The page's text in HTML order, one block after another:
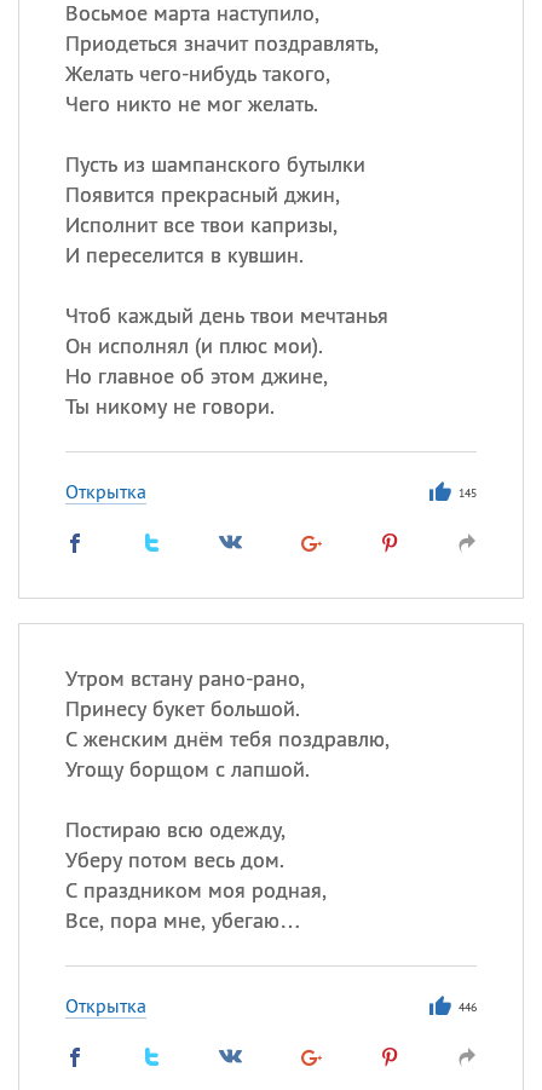
Восьмое марта наступило,
Приодеться значит поздравлять,
Желать чего-нибудь такого,
Чего никто не мог желать.
Пусть из шампанского бутылки
Появится прекрасный джин,
Исполнит все твои капризы,
И переселится в кувшин.
Чтоб каждый день твои мечтанья
Он исполнял (и плюс мои).
Но главное об этом джине,
Ты никому не говори.
Открытка 145
Утром встану рано-рано,
Принесу букет большой.
С женским днём тебя поздравлю,
Угощу борщом с лапшой.
Постираю всю одежду,
Уберу потом весь дом.
С праздником моя родная,
Все, пора мне, убегаю…
Открытка 446